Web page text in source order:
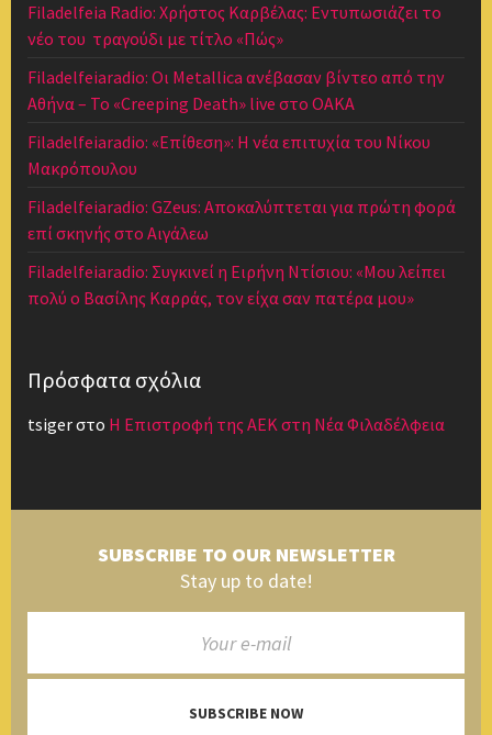
Filadelfeia Radio: Χρήστος Καρβέλας: Εντυπωσιάζει το
νέο του τραγούδι με τίτλο «Πώς»
Filadelfeiaradio: Οι Metallica ανέβασαν βίντεο από την
Αθήνα – Το «Creeping Death» live στο ΟΑΚΑ
Filadelfeiaradio: «Επίθεση»: Η νέα επιτυχία του Νίκου
Μακρόπουλου
Filadelfeiaradio: GZeus: Αποκαλύπτεται για πρώτη φορά
επί σκηνής στο Αιγάλεω
Filadelfeiaradio: Συγκινεί η Ειρήνη Ντίσιου: «Μου λείπει
πολύ ο Βασίλης Καρράς, τον είχα σαν πατέρα μου»
Πρόσφατα σχόλια
tsigerστο Η Επιστροφή της ΑΕΚ στη Νέα Φιλαδέλφεια
SUBSCRIBE TO OUR NEWSLETTER
Stay up to date!
SUBSCRIBE NOW